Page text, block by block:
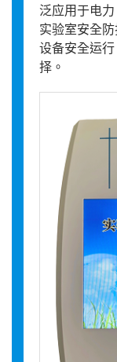
泛应用于电
实验室安全
设备安全运
择。